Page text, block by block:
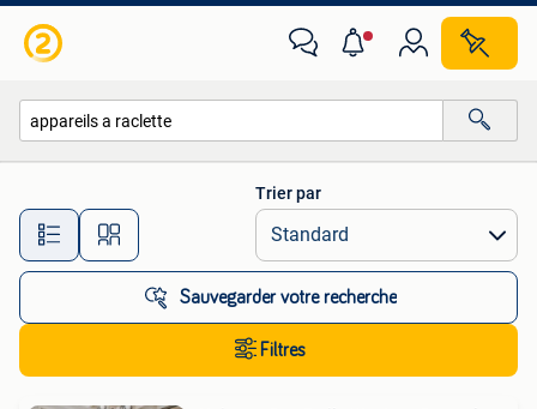
Toutes les distances…
Trier par
Sauvegarder votre recherche
Filtres